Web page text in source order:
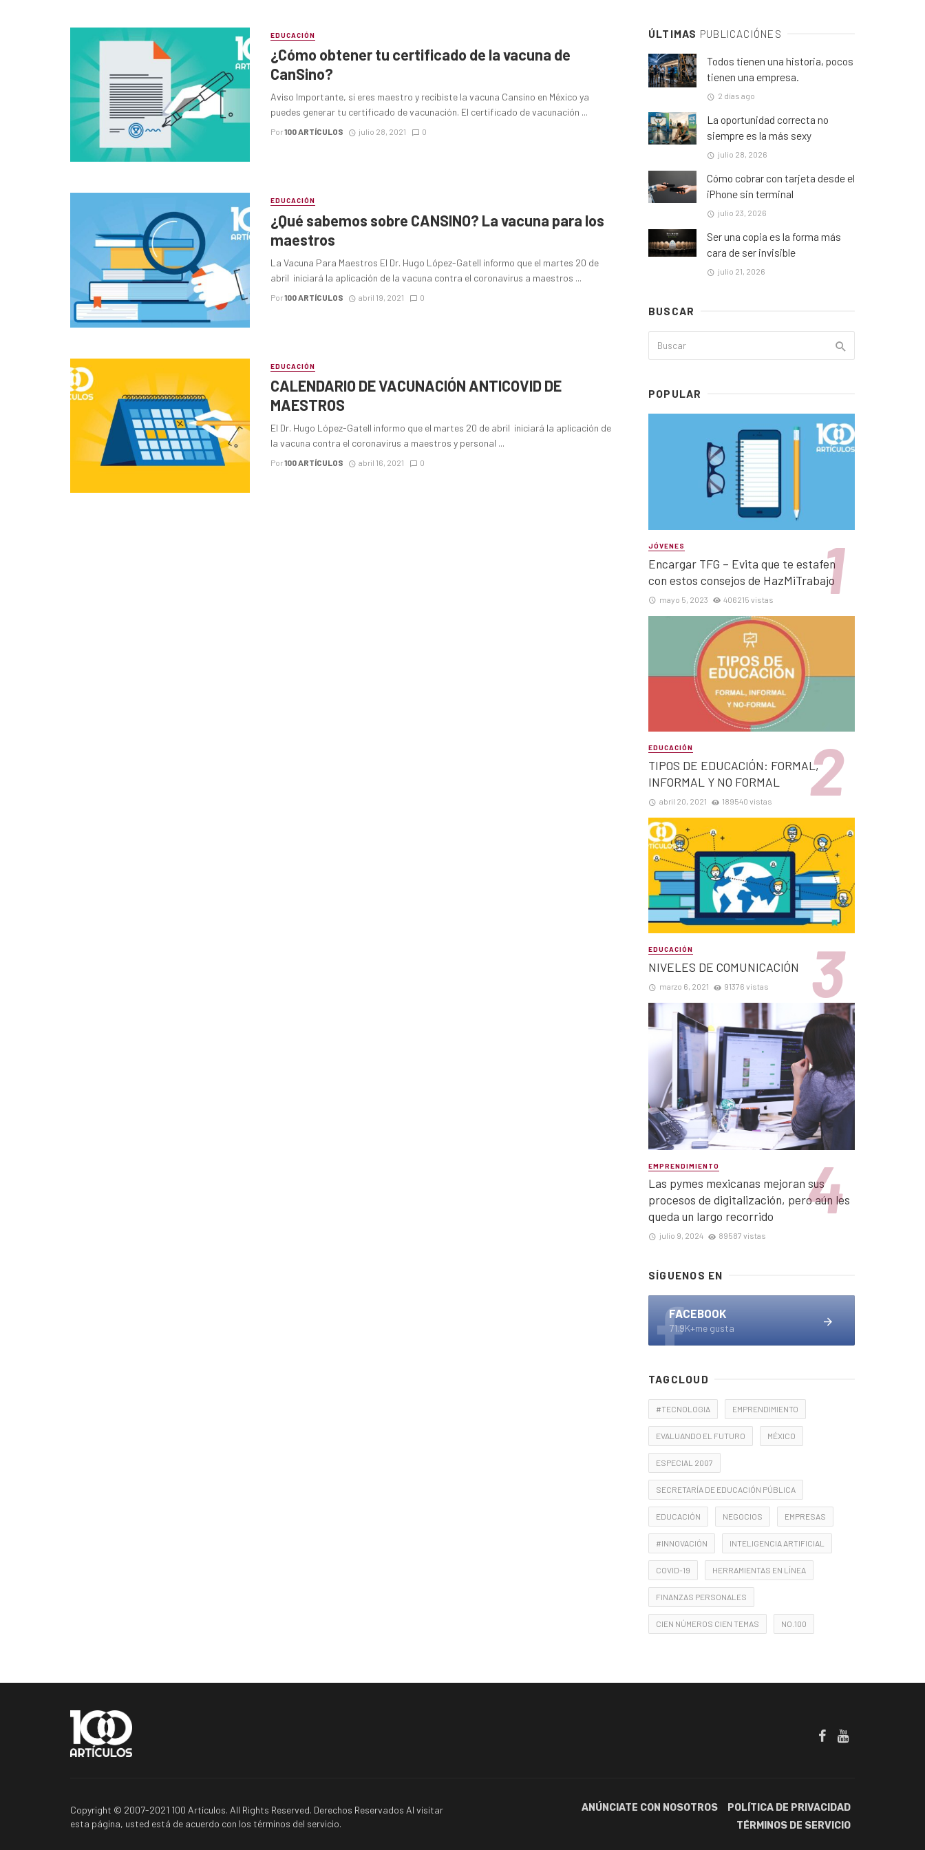
EDUCACIÓN
¿Cómo obtener tu certificado de la vacuna de
CanSino?
Aviso Importante, si eres maestro y recibiste la vacuna Cansino en México ya
puedes generar tu certificado de vacunación. El certificado de vacunación ...
Por100 ARTÍCULOS julio 28, 2021 0
EDUCACIÓN
¿Qué sabemos sobre CANSINO? La vacuna para los
maestros
La Vacuna Para Maestros El Dr. Hugo López-Gatell informo que el martes 20 de
abril iniciará la aplicación de la vacuna contra el coronavirus a maestros ...
Por100 ARTÍCULOS abril 19, 2021 0
EDUCACIÓN
CALENDARIO DE VACUNACIÓN ANTICOVID DE
MAESTROS
El Dr. Hugo López-Gatell informo que el martes 20 de abril iniciará la aplicación de
la vacuna contra el coronavirus a maestros y personal ...
Por100 ARTÍCULOS abril 16, 2021 0
ÚLTIMAS PUBLICACIÓNES
Todos tienen una historia, pocos
tienen una empresa.
2 días ago
La oportunidad correcta no
siempre es la más sexy
julio 28, 2026
Cómo cobrar con tarjeta desde el
iPhone sin terminal
julio 23, 2026
Ser una copia es la forma más
cara de ser invisible
julio 21, 2026
BUSCAR
POPULAR
JÓVENES
Encargar TFG – Evita que te estafen
con estos consejos de HazMiTrabajo
mayo 5, 2023 406215 vistas
EDUCACIÓN
TIPOS DE EDUCACIÓN: FORMAL,
INFORMAL Y NO FORMAL
abril 20, 2021 189540 vistas
EDUCACIÓN
NIVELES DE COMUNICACIÓN
marzo 6, 2021 91376 vistas
EMPRENDIMIENTO
Las pymes mexicanas mejoran sus
procesos de digitalización, pero aún les
queda un largo recorrido
julio 9, 2024 89587 vistas
SÍGUENOS EN
FACEBOOK
71.9K+me gusta
TAGCLOUD
#TECNOLOGIA EMPRENDIMIENTO
EVALUANDO EL FUTURO MÉXICO
ESPECIAL 2007
SECRETARÍA DE EDUCACIÓN PÚBLICA
EDUCACIÓN NEGOCIOS EMPRESAS
#INNOVACIÓN INTELIGENCIA ARTIFICIAL
COVID-19 HERRAMIENTAS EN LÍNEA
FINANZAS PERSONALES
CIEN NÚMEROS CIEN TEMAS NO.100
Copyright © 2007-2021 100 Artículos. All Rights Reserved. Derechos Reservados Al visitar
esta página, usted está de acuerdo con los términos del servicio.
ANÚNCIATE CON NOSOTROS
POLÍTICA DE PRIVACIDAD
TÉRMINOS DE SERVICIO